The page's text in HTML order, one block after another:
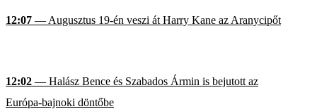
12:07 — Augusztus 19-én veszi át Harry Kane az Aranycipőt
12:02 — Halász Bence és Szabados Ármin is bejutott az
Európa-bajnoki döntőbe